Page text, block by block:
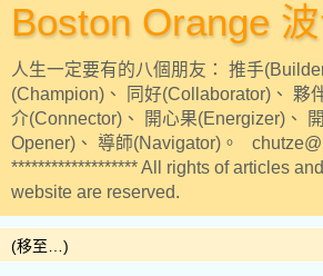
Boston Orange
人生一定要有的八個朋友： 推手
(Champion)、 同好(Collaborator)、 夥
介(Connector)、 開心果(Energizer)、
Opener)、 導師(Navigator)。
******************* All rights of articles
website are reserved.